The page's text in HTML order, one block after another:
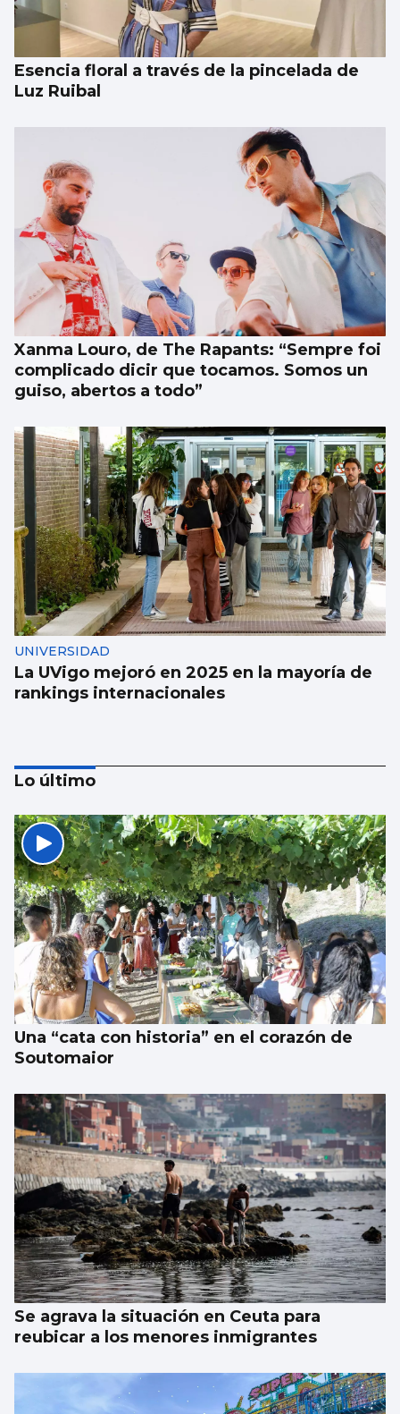
Esencia floral a través de la pincelada de
Luz Ruibal
Xanma Louro, de The Rapants: “Sempre foi
complicado dicir que tocamos. Somos un
guiso, abertos a todo”
UNIVERSIDAD
La UVigo mejoró en 2025 en la mayoría de
rankings internacionales
Aprendizaje para observar el ‘fin del
mundo’ sin riesgo
Lo último
Una “cata con historia” en el corazón de
Soutomaior
Se agrava la situación en Ceuta para
reubicar a los menores inmigrantes